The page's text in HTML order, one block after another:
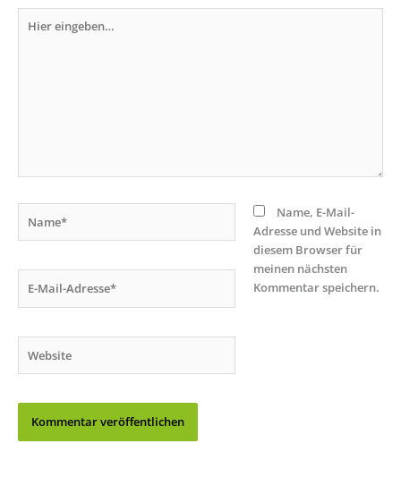
eingeben…
Mail-
Name, E-Mail-
Adresse und Website in
diesem Browser für
meinen nächsten
Kommentar speichern.